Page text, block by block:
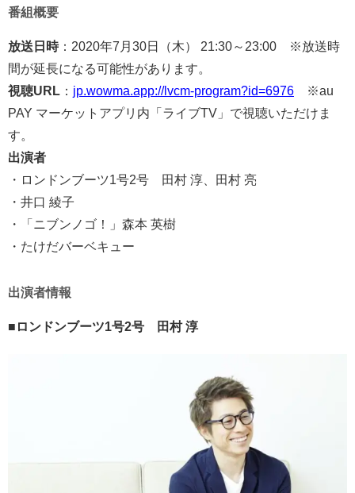
番組概要
放送日時：2020年7月30日（木） 21:30～23:00 ※放送時
間が延長になる可能性があります。
視聴URL ： jp.wowma.app://lvcm-program?id=6976 ※au
PAY マーケットアプリ内「ライブTV」で視聴いただけま
す。
出演者
・ロンドンブーツ1号2号 田村 淳、田村 亮
・井口 綾子
・「ニブンノゴ！」森本 英樹
・たけだバーベキュー
出演者情報
■ロンドンブーツ1号2号 田村 淳